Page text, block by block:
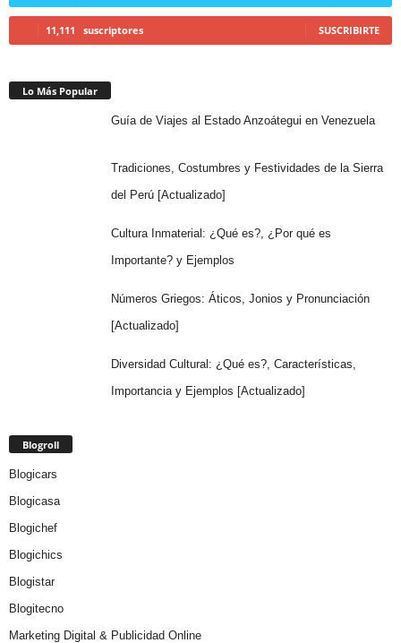
11,111 suscriptores SUSCRIBIRTE
Lo Más Popular
Guía de Viajes al Estado Anzoátegui en Venezuela
Tradiciones, Costumbres y Festividades de la Sierra
del Perú [Actualizado]
Cultura Inmaterial: ¿Qué es?, ¿Por qué es
Importante? y Ejemplos
Números Griegos: Áticos, Jonios y Pronunciación
[Actualizado]
Diversidad Cultural: ¿Qué es?, Características,
Importancia y Ejemplos [Actualizado]
Blogroll
Blogicars
Blogicasa
Blogichef
Blogichics
Blogistar
Blogitecno
Marketing Digital & Publicidad Online